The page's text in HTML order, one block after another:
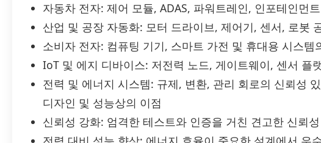
자동차 전자: 제어 모듈, ADAS, 파워트레인, 인포테인먼
산업 및 공장 자동화: 모터 드라이브, 제어기, 센서, 로봇
소비자 전자: 컴퓨팅 기기, 스마트 가전 및 휴대용 시스템
IoT 및 에지 디바이스: 저전력 노드, 게이트웨이, 센서 플
전력 및 에너지 시스템: 규제, 변환, 관리 회로의 신뢰성
디자인 및 성능상의 이점
신뢰성 강화: 엄격한 테스트와 인증을 거친 견고한 신뢰